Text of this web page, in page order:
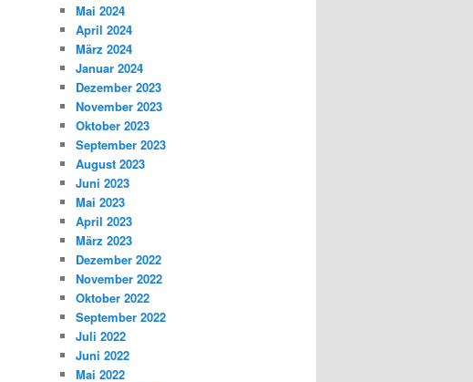
Mai 2024
April 2024
März 2024
Januar 2024
Dezember 2023
November 2023
Oktober 2023
September 2023
August 2023
Juni 2023
Mai 2023
April 2023
März 2023
Dezember 2022
November 2022
Oktober 2022
September 2022
Juli 2022
Juni 2022
Mai 2022